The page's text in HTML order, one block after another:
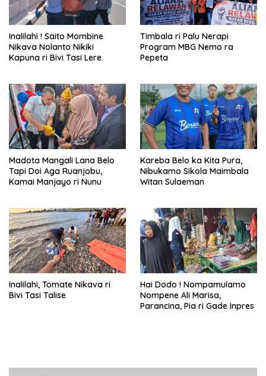
Inalilahi ! Saito Mombine
Nikava Nolanto Nikiki
Kapuna ri Bivi Tasi Lere
Timbala ri Palu Nerapi
Program MBG Nemo ra
Pepeta
Madota Mangali Lana Belo
Tapi Doi Aga Ruanjobu,
Kamai Manjayo ri Nunu
Kareba Belo ka Kita Pura,
Nibukamo Sikola Maimbala
Witan Sulaeman
Inalilahi, Tomate Nikava ri
Bivi Tasi Talise
Hai Dodo ! Nompamulamo
Nompene Ali Marisa,
Parancina, Pia ri Gade Inpres